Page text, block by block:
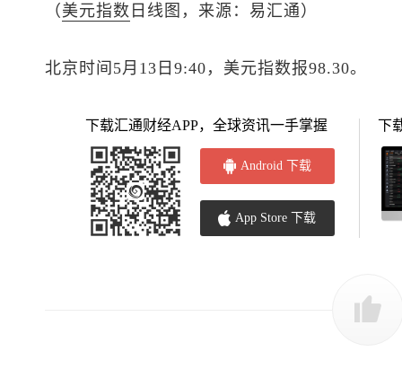
（美元指数 日线图，来源：易汇通）
北京时间5月13日9:40， 美元指数报98.30。
下载汇通财经APP，全球资讯一手掌握
Android 下载
App Store 下载
下